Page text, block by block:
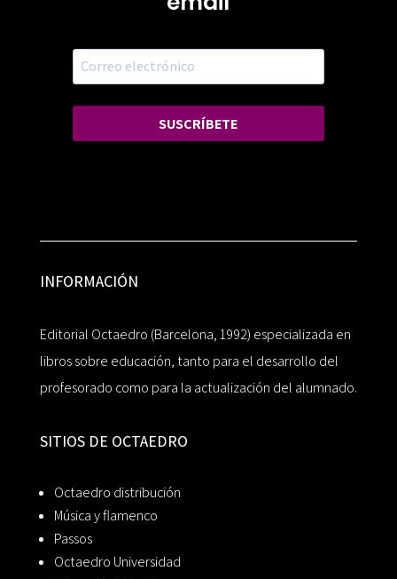
SUSCRÍBETE
INFORMACIÓN
Editorial Octaedro (Barcelona, 1992) especializada en
libros sobre educación, tanto para el desarrollo del
profesorado como para la actualización del alumnado.
SITIOS DE OCTAEDRO
Octaedro distribución
Música y flamenco
Passos
Octaedro Universidad